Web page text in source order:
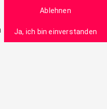
Ablehnen
Ja, ich bin einverstanden